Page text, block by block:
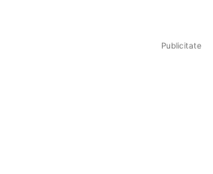
Publicitate